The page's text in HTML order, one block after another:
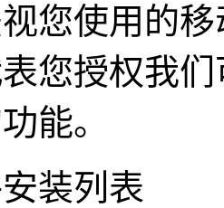
您使用的
您授权我
能。
装列表